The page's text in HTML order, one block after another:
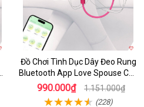
Đồ Chơi Tình Dục Dây Đeo Rung
Bluetooth App Love Spouse Cho
Les
990.000₫ 1.151.000₫
(228)